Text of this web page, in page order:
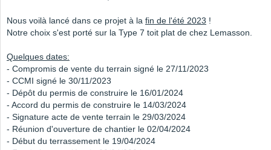
Nous voilà lancé dans ce projet à la fin de l'été 2023 !
Notre choix s'est porté sur la Type 7 toit plat de chez Lemasson.
Quelques dates:
- Compromis de vente du terrain signé le 27/11/2023
- CCMI signé le 30/11/2023
- Dépôt du permis de construire le 16/01/2024
- Accord du permis de construire le 14/03/2024
- Signature acte de vente terrain le 29/03/2024
- Réunion d'ouverture de chantier le 02/04/2024
- Début du terrassement le 19/04/2024